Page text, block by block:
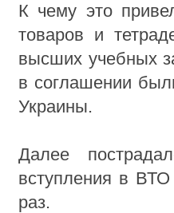
К чему это
товаров и
высших учебных
в соглашении
Украины.
Далее
вступления в
раз.